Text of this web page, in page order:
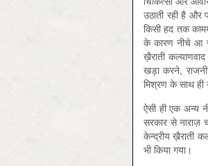
उठाती रही है और
किसी हद तक
के कारण नीचे आ
ख़ैराती
खड़ा करने,
मिश्रण के साथ ही
ऐसी ही एक अन्य
सरकार से नाराज़
केन्द्रीय ख़ैराती
भी किया गया।